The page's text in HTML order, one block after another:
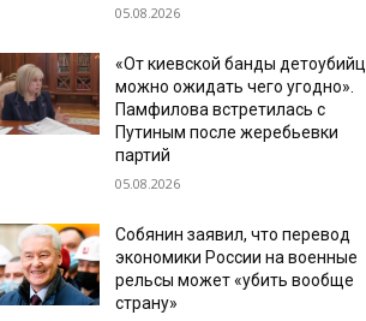
05.08.2026
«От киевской банды детоубийц
можно ожидать чего угодно».
Памфилова встретилась с
Путиным после жеребьевки
партий
05.08.2026
Собянин заявил, что перевод
экономики России на военные
рельсы может «убить вообще
страну»